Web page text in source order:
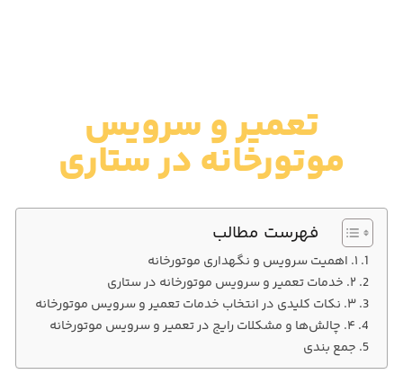
تعمیر و سرویس
موتورخانه در ستاری
فهرست مطالب
۱. اهمیت سرویس و نگهداری موتورخانه
۲. خدمات تعمیر و سرویس موتورخانه در ستاری
۳. نکات کلیدی در انتخاب خدمات تعمیر و سرویس موتورخانه
۴. چالش‌ها و مشکلات رایج در تعمیر و سرویس موتورخانه
جمع بندی